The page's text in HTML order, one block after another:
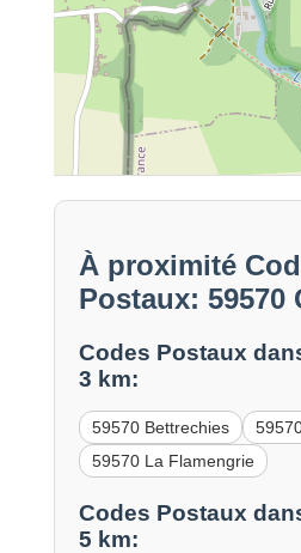
À proximité
Postaux: 59570
Codes Postaux
3 km:
59570 Bettrechies
59570 La Flamengrie
Codes Postaux
5 km: